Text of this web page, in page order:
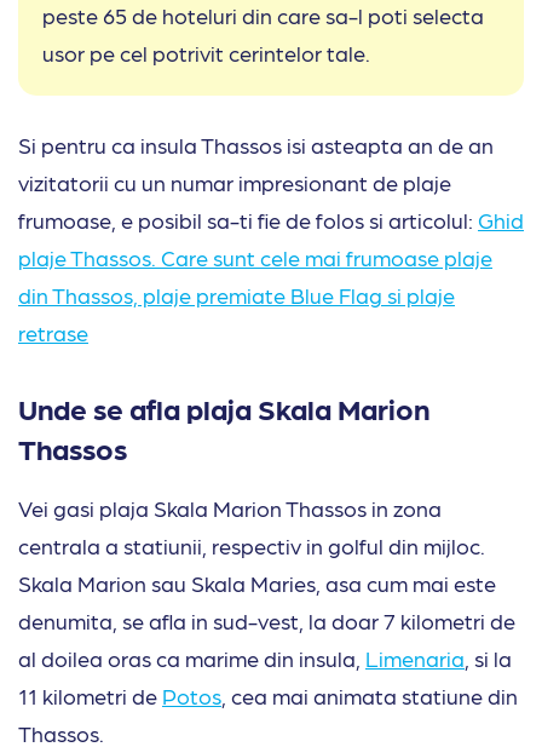
peste 65 de hoteluri din care sa-l poti selecta
usor pe cel potrivit cerintelor tale.
Si pentru ca insula Thassos isi asteapta an de an
vizitatorii cu un numar impresionant de plaje
frumoase, e posibil sa-ti fie de folos si articolul: Ghid
plaje Thassos. Care sunt cele mai frumoase plaje
din Thassos, plaje premiate Blue Flag si plaje
retrase
Unde se afla plaja Skala Marion
Thassos
Vei gasi plaja Skala Marion Thassos in zona
centrala a statiunii, respectiv in golful din mijloc.
Skala Marion sau Skala Maries, asa cum mai este
denumita, se afla in sud-vest, la doar 7 kilometri de
al doilea oras ca marime din insula, Limenaria , si la
11 kilometri de Potos , cea mai animata statiune din
Thassos.